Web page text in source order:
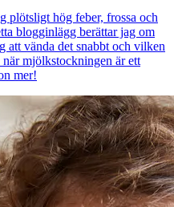
plötsligt hög feber, frossa och
blogginlägg berättar jag om
att vända det snabbt och vilken
mjölkstockningen är ett
mer!